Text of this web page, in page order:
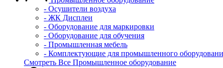
- Осушители воздуха
- ЖК Дисплеи
- Оборудование для маркировки
- Оборудование для обучения
- Промышленная мебель
- Комплектующие для промышленного
Смотреть Все Промышленное оборудование